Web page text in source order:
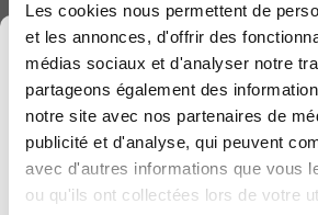
Les cookies nous permettent de
et les annonces, d'offrir des
médias sociaux et d'analyser notre
partageons également des
notre site avec nos partenaires de
publicité et d'analyse, qui peuvent
avec d'autres informations que vous
ou qu'ils ont collectées lors de votre
Computerland devient KEYES,
belge de référence en solutions